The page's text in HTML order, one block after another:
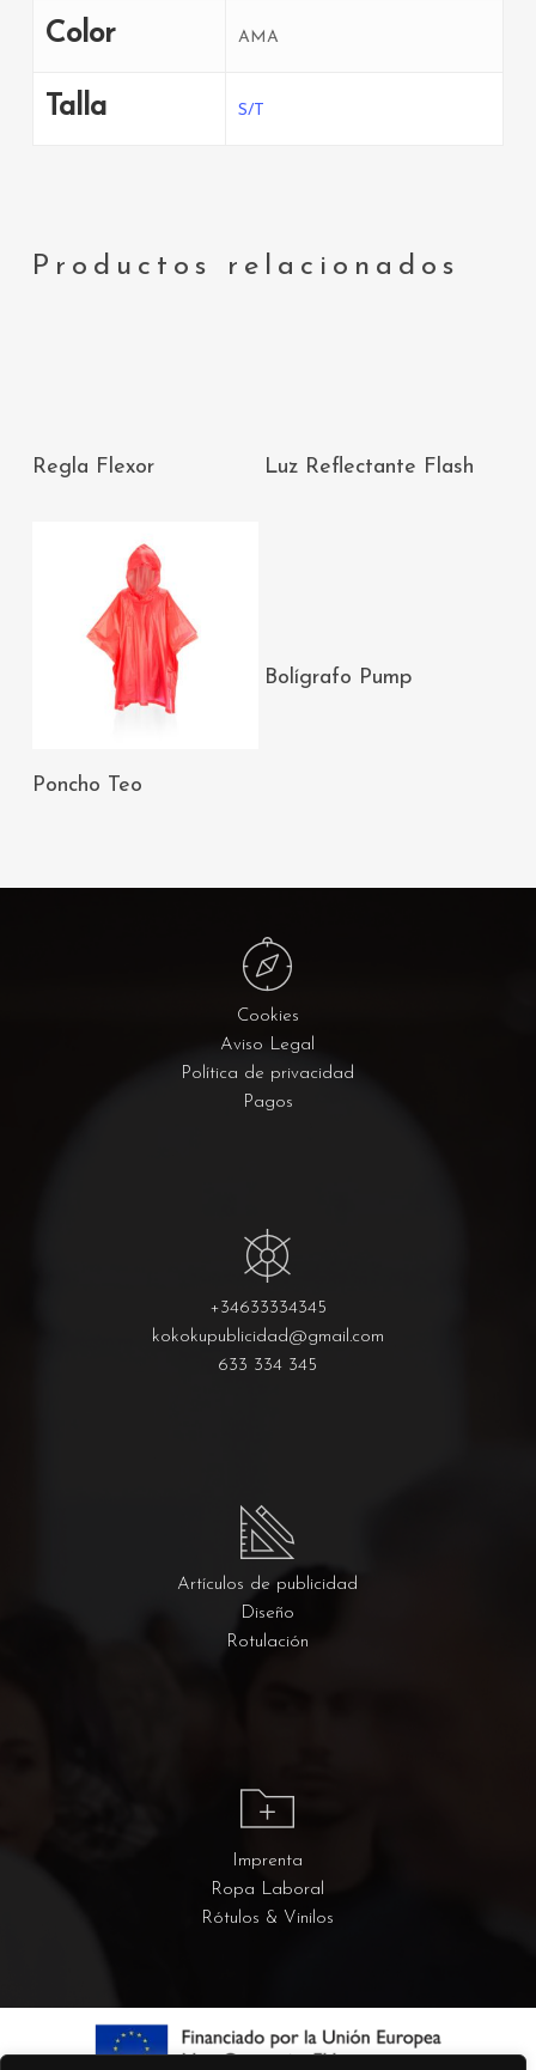
Color AMA
Talla S/T
Productos relacionados
AÑADIR AL
Regla Flexor
AÑADIR AL
Luz Reflectante Flash
AÑADIR AL
Poncho Teo
AÑADIR AL
Bolígrafo Pump
Cookies
Aviso Legal
Política de privacidad
Pagos
+34633334345
kokokupublicidad@gmail.com
633 334 345
Artículos de publicidad
Diseño
Rotulación
Imprenta
Ropa Laboral
Rótulos & Vinilos